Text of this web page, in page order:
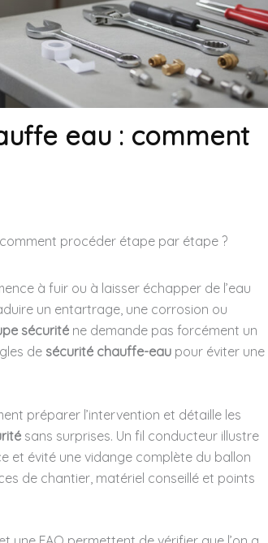
eau : comment
procéder étape par étape ?
à fuir ou à laisser échapper de l’eau
un entartrage, une corrosion ou
sécurité ne demande pas forcément un
de sécurité chauffe-eau pour éviter une
préparer l’intervention et détaille les
sans surprises. Un fil conducteur illustre
et évité une vidange complète du ballon
de chantier, matériel conseillé et points